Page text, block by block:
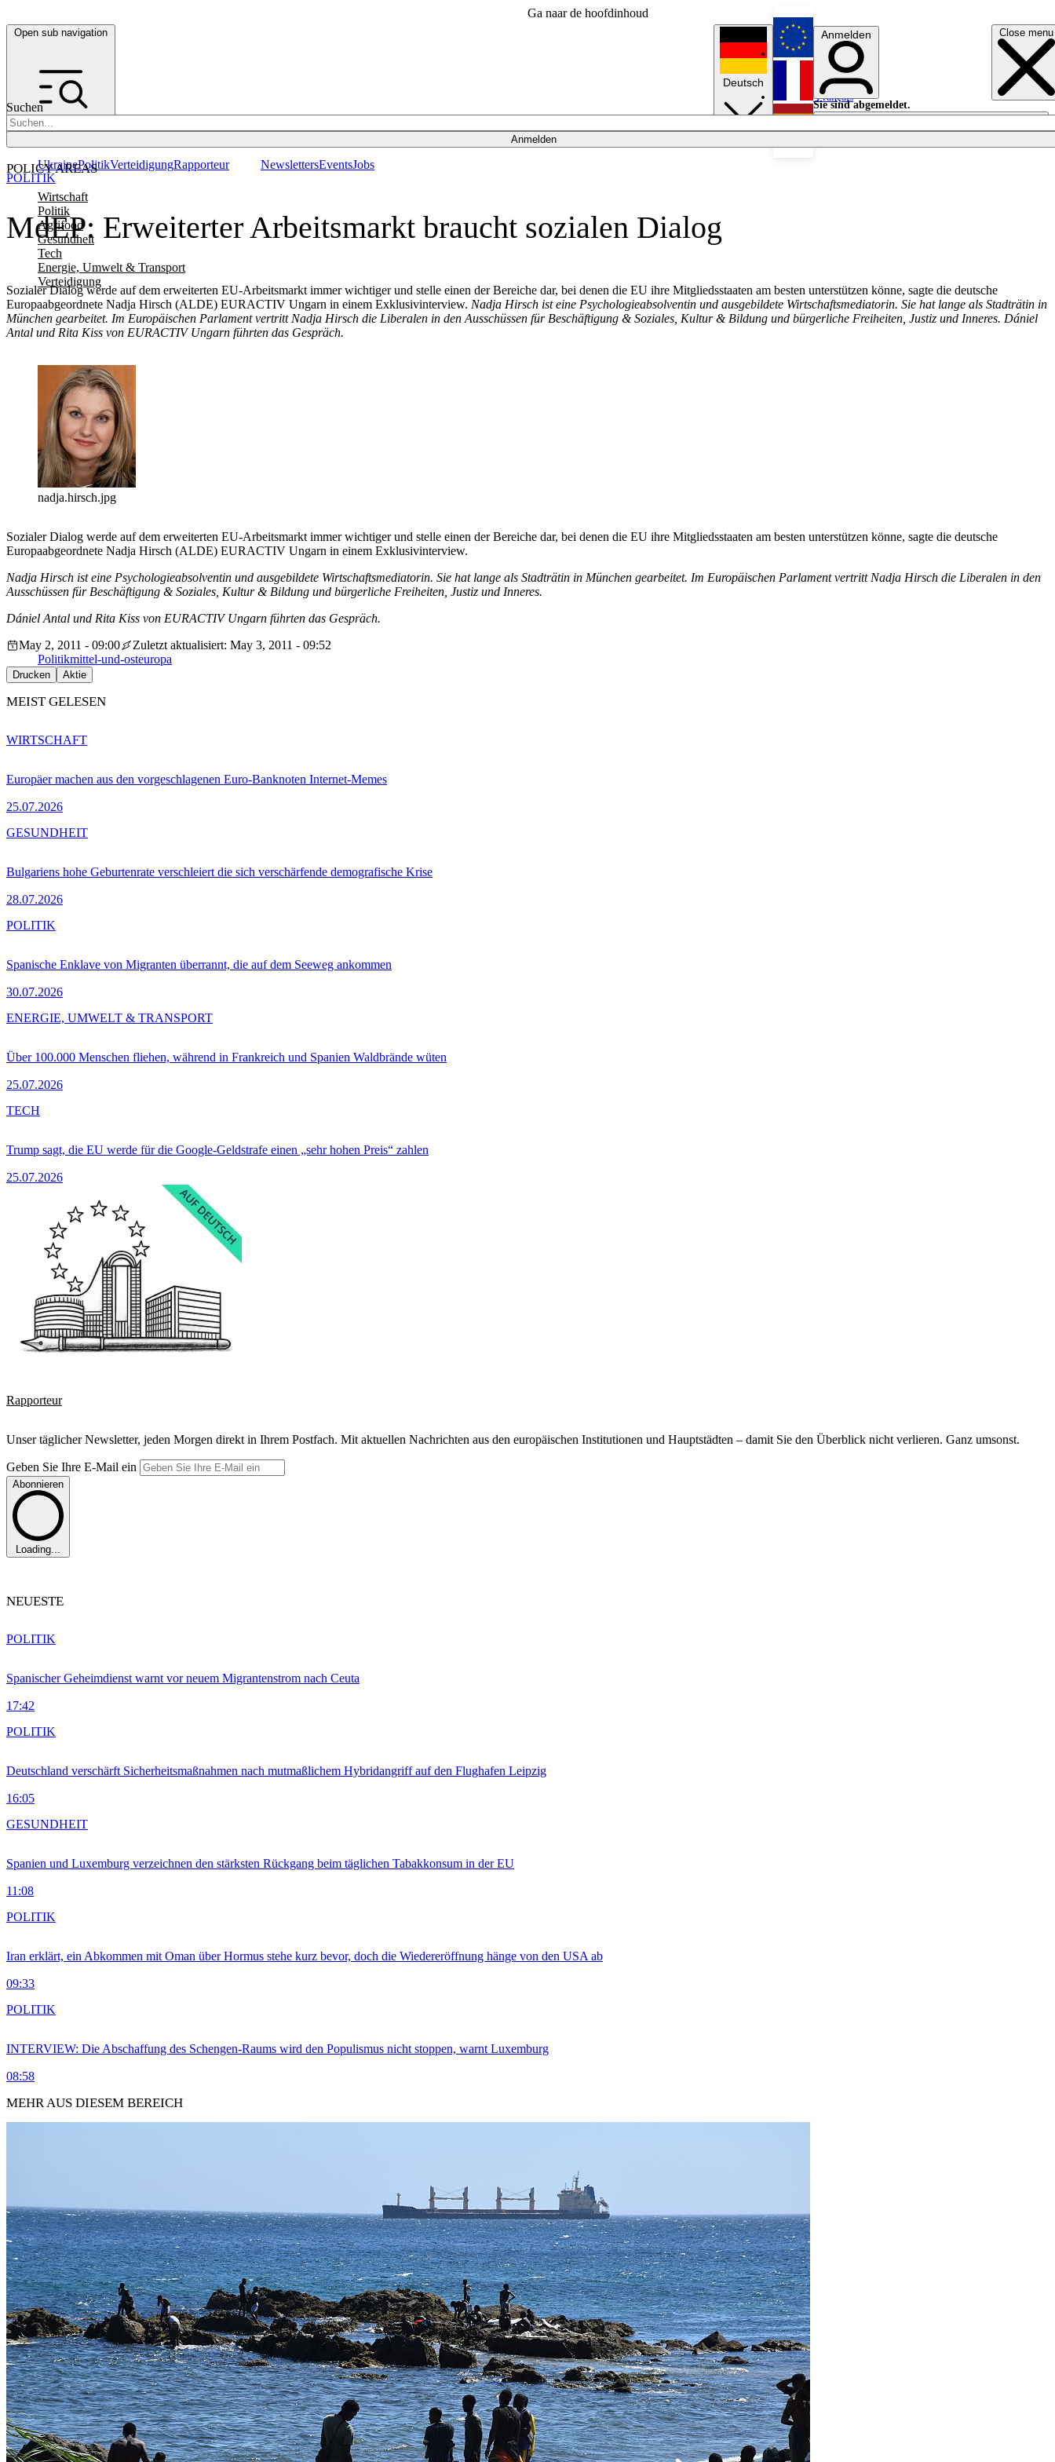
Ga naar de hoofdinhoud
Open sub navigation Close menu
Suchen
Anmelden
POLICY AREAS
Wirtschaft
Politik
Agrifood
Gesundheit
Tech
Energie, Umwelt & Transport
Verteidigung
UkrainePolitikVerteidigungRapporteur NewslettersEventsJobs
Deutsch
English
Français
Anmelden
Sie sind abgemeldet.
Anmelden
Licht aus
MdEP: Erweiterter Arbeitsmarkt braucht sozialen Dialog
Sozialer Dialog werde auf dem erweiterten EU-Arbeitsmarkt immer wichtiger und stelle einen der Bereiche dar, bei denen die EU ihre Mitgliedsstaaten am besten unterstützen könne, sagte die deutsche
Europaabgeordnete Nadja Hirsch (ALDE) EURACTIV Ungarn in einem Exklusivinterview. Nadja Hirsch ist eine Psychologieabsolventin und ausgebildete Wirtschaftsmediatorin. Sie hat lange als Stadträtin in
München gearbeitet. Im Europäischen Parlament vertritt Nadja Hirsch die Liberalen in den Ausschüssen für Beschäftigung & Soziales, Kultur & Bildung und bürgerliche Freiheiten, Justiz und Inneres. Dániel
Antal und Rita Kiss von EURACTIV Ungarn führten das Gespräch.
POLITIK
nadja.hirsch.jpg
Sozialer Dialog werde auf dem erweiterten EU-Arbeitsmarkt immer wichtiger und stelle einen der Bereiche dar, bei denen die EU ihre Mitgliedsstaaten am besten unterstützen könne, sagte die deutsche
Europaabgeordnete Nadja Hirsch (ALDE) EURACTIV Ungarn in einem Exklusivinterview.
Nadja Hirsch ist eine Psychologieabsolventin und ausgebildete Wirtschaftsmediatorin. Sie hat lange als Stadträtin in München gearbeitet. Im Europäischen Parlament vertritt Nadja Hirsch die Liberalen in den
Ausschüssen für Beschäftigung & Soziales, Kultur & Bildung und bürgerliche Freiheiten, Justiz und Inneres.
Dániel Antal und Rita Kiss von EURACTIV Ungarn führten das Gespräch.
May 2, 2011 - 09:00
Zuletzt aktualisiert: May 3, 2011 - 09:52
Politikmittel-und-osteuropa
Drucken Aktie
MEIST GELESEN
Europäer machen aus den vorgeschlagenen Euro-Banknoten Internet-Memes
25.07.2026
WIRTSCHAFT
Bulgariens hohe Geburtenrate verschleiert die sich verschärfende demografische Krise
28.07.2026
GESUNDHEIT
Spanische Enklave von Migranten überrannt, die auf dem Seeweg ankommen
30.07.2026
POLITIK
Über 100.000 Menschen fliehen, während in Frankreich und Spanien Waldbrände wüten
25.07.2026
ENERGIE, UMWELT & TRANSPORT
Trump sagt, die EU werde für die Google-Geldstrafe einen „sehr hohen Preis“ zahlen
25.07.2026
TECH
Rapporteur
Unser täglicher Newsletter, jeden Morgen direkt in Ihrem Postfach. Mit aktuellen Nachrichten aus den europäischen Institutionen und Hauptstädten – damit Sie den Überblick nicht verlieren. Ganz umsonst.
Geben Sie Ihre E-Mail ein
Abonnieren
Loading...
NEUESTE
Spanischer Geheimdienst warnt vor neuem Migrantenstrom nach Ceuta
17:42
POLITIK
Deutschland verschärft Sicherheitsmaßnahmen nach mutmaßlichem Hybridangriff auf den Flughafen Leipzig
16:05
POLITIK
Spanien und Luxemburg verzeichnen den stärksten Rückgang beim täglichen Tabakkonsum in der EU
11:08
GESUNDHEIT
Iran erklärt, ein Abkommen mit Oman über Hormus stehe kurz bevor, doch die Wiedereröffnung hänge von den USA ab
09:33
POLITIK
INTERVIEW: Die Abschaffung des Schengen-Raums wird den Populismus nicht stoppen, warnt Luxemburg
08:58
POLITIK
MEHR AUS DIESEM BEREICH